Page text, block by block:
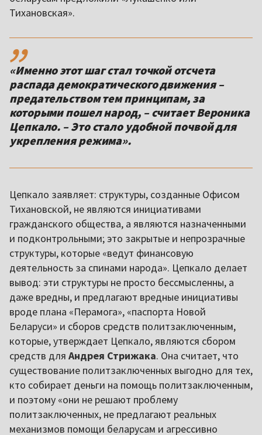
Тихановская».
,,
«Именно этот шаг стал точкой отсчета
распада демократического движения –
предательством тем принципам, за
которыми пошел народ, – считает Вероника
Цепкало. – Это стало удобной почвой для
укрепления режима».
Цепкало заявляет: структуры, созданные Офисом
Тихановской, не являются инициативами
гражданского общества, а являются назначенными
и подконтрольными; это закрытые и непрозрачные
структуры, которые «ведут финансовую
деятельность за спинами народа». Цепкало делает
вывод: эти структуры не просто бессмысленны, а
даже вредны, и предлагают вредные инициативы
вроде плана «Перамога», «паспорта Новой
Беларуси» и сборов средств политзаключенным,
которые, утверждает Цепкало, являются сбором
средств для Андрея Стрижака. Она считает, что
существование политзаключенных выгодно для тех,
кто собирает деньги на помощь политзаключенным,
и поэтому «они не решают проблему
политзаключенных, не предлагают реальных
механизмов помощи беларусам и агрессивно